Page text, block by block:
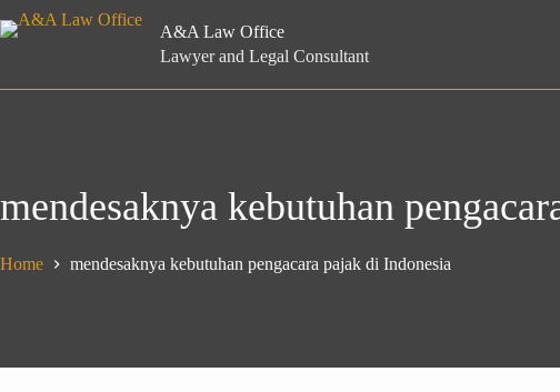
to
A&A Law Office
Lawyer and Legal Consultant
mendesaknya kebutuhan
Home mendesaknya kebutuhan pengacara pajak di Indonesia